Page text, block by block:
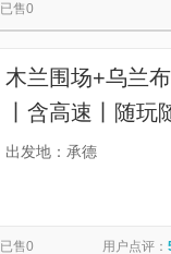
已售0
木兰围场+乌兰
丨含高速丨随
NEW玩法游双
出发地：承德
已售0 用户点评：